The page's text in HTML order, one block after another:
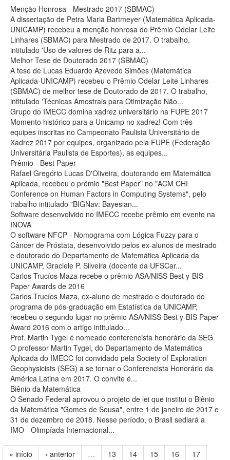
Menção Honrosa - Mestrado 2017 (SBMAC)
A dissertação de Petra Maria Bartmeyer (Matemática Aplicada-
UNICAMP) recebeu a menção honrosa do Prêmio Odelar Leite
Linhares (SBMAC) para Mestrado de 2017. O trabalho,
intitulado 'Uso de valores de Ritz para a...
Melhor Tese de Doutorado 2017 (SBMAC)
A tese de Lucas Eduardo Azevedo Simões (Matemática
Aplicada-UNICAMP) recebeu o Prêmio Odelar Leite Linhares
(SBMAC) de melhor tese de Doutorado de 2017. O trabalho,
intitulado 'Técnicas Amostrais para Otimização Não...
Grupo do IMECC domina xadrez universitário na FUPE 2017
Momento histórico para a Unicamp no xadrez! Com três
equipes inscritas no Campeonato Paulista Universitário de
Xadrez 2017 por equipes, organizado pela FUPE (Federação
Universitária Paulista de Esportes), as equipes...
Prêmio - Best Paper
Rafael Gregório Lucas D'Oliveira, doutorando em Matemática
Aplicada, recebeu o prêmio "Best Paper" no "ACM CHI
Conference on Human Factors in Computing Systems", pelo
trabalho intitulado "BIGNav: Bayesian...
Software desenvolvido no IMECC recebe prêmio em evento na
INOVA
O software NFCP - Nomograma com Lógica Fuzzy para o
Câncer de Próstata, desenvolvido pelos ex-alunos de mestrado
e doutorado do Departamento de Matemática Aplicada da
UNICAMP, Graciele P. Silveira (docente da UFSCar...
Carlos Trucíos Maza recebe o prêmio ASA/NISS Best y-BIS
Paper Awards de 2016
Carlos Trucíos Maza, ex-aluno de mestrado e doutorado do
programa de pós-graduação em Estatística da UNICAMP,
recebeu o segundo lugar no prêmio ASA/NISS Best y-BIS Paper
Award 2016 com o artigo intitulado...
Prof. Martin Tygel é nomeado conferencista honorário da SEG
O professor Martin Tygel, do Departamento de Matemática
Aplicada do IMECC foi convidado pela Society of Exploration
Geophysicists (SEG) a se tornar o Conferencista Honorário da
América Latina em 2017. O convite é...
Biênio da Matemática
O Senado Federal aprovou o projeto de lei que institui o Biênio
da Matemática "Gomes de Sousa", entre 1 de janeiro de 2017 e
31 de dezembro de 2018. Nesse período, o Brasil sediará a
IMO - Olimpíada Internacional...
« início ‹ anterior … 13 14 15 16 17